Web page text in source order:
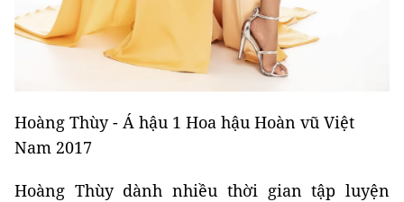
Hoàng Thùy - Á hậu 1 Hoa hậu Hoàn vũ Việt
Nam 2017
Hoàng Thùy dành nhiều thời gian tập luyện